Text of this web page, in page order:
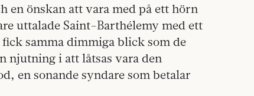
en önskan att vara med på ett hörn
uttalade Saint-Barthélemy med ett
samma dimmiga blick som de
njutning i att låtsas vara den
en sonande syndare som betalar